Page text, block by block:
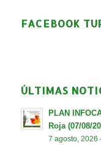
FACEBOOK
ÚLTIMAS
PLAN
Roja (07/08/
7 agosto, 2026